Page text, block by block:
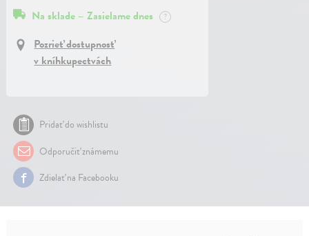
Na sklade – Zasielame dnes ?
Pozrieť dostupnosť
v kníhkupectvách
Pridať do wishlistu
Odporučiť známemu
Zdielať na Facebooku